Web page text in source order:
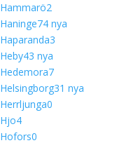
Hammarö2
Haninge74 nya
Haparanda3
Heby43 nya
Hedemora7
Helsingborg31 nya
Herrljunga0
Hjo4
Hofors0